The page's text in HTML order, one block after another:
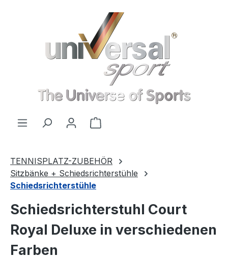
Warenkorb enthält 0
TENNISPLATZ-ZUBEHÖR
Sitzbänke + Schiedsrichterstühle
Schiedsrichterstühle
Schiedsrichterstuhl Court
Royal Deluxe in verschiedenen
Farben